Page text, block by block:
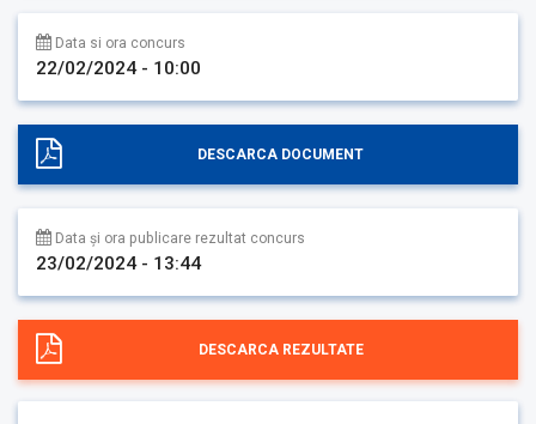
Data si ora concurs
22/02/2024 - 10:00
DESCARCA DOCUMENT
Data și ora publicare rezultat concurs
23/02/2024 - 13:44
DESCARCA REZULTATE